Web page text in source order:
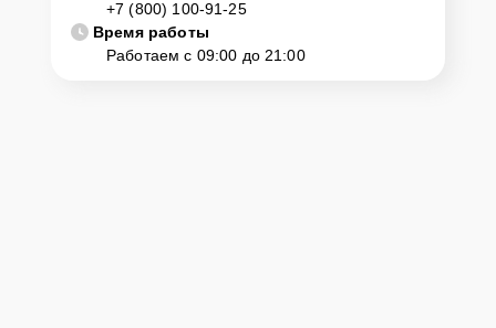
крупногабаритной техники, он может заказать курьерскую
доставку или услугу выезда мастера. Специалист приедет в
удобное место и время, проведет тщательную диагностику и при
+7 (800) 100-91-25
Время работы
Работаем с 09:00 до 21:00